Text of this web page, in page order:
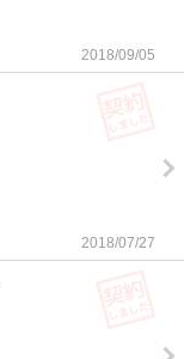
2018/09/05
2018/07/27